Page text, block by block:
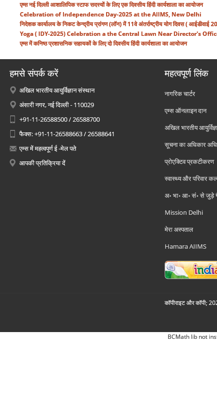
एम्स नई दिल्ली आशालिपिक स्टाफ सदस्यों के लिए एक दिवसीय हिंदी कार्यशाला का आयोजन
Celebration of Independence Day-2025 at the AIIMS, New Delhi
निदेशक कार्यालय के निकट केन्द्रीय प्रांगण (लॉन) में 11वे अंतर्राष्ट्रीय योग दिवस (
Yoga ( IDY-2025) Celebration a the Central Lawn Near Director's
एम्स में कनिष्ठ प्रशासनिक सहायकों के लिए दो दिवसीय हिंदी कार्यशाला का आयोजन
हमसे संपर्क करें
अखिल भारतीय आयुर्विज्ञान संस्थान
अंसारी नगर, नई दिल्ली - 110029
+91-11-26588500 / 26588700
फैक्स: +91-11-26588663 / 26588641
एम्स में महत्वपूर्ण ई -मेल पते
आपकी प्रतिक्रिया दें
महत्वपूर्ण लिंक
नागरिक चार्टर
एम्स ऑनलाइन दान
अखिल भारतीय
सूचना का अधिकार
प्रोएक्टिव प्रकटीकरण
स्वास्थ्य और परिवार
अ॰ भा॰ आ॰ सं॰ से जुड़े
Mission Delhi
मेरा अस्पताल
Hamara AIIMS
कॉपीराइट और कॉपी;
BCMath lib not